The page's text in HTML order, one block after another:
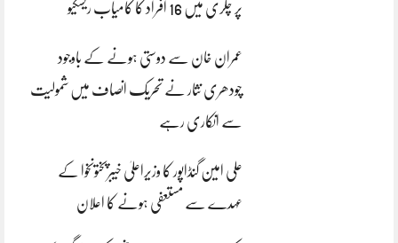
پر چکری میں 16 افراد کا کامیاب ریسکیو
عمران خان سے دوستی ہونے کے باوجود
چودھری نثار نے تحریک انصاف میں شمولیت
سے انکاری رہے
علی امین گنڈاپور کا وزیراعلیٰ خیبرپختونخوا کے
عہدے سے مستعفی ہونے کا اعلان